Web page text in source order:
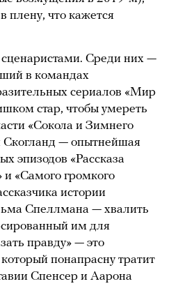
плену, что кажется
сценаристами. Среди них —
в командах
сериалов «Мир
стар, чтобы умереть
«Сокола и Зимнего
Скогланд — опытнейшая
эпизодов «Рассказа
и «Самого громкого
истории
Спеллмана — хвалить
им для
правду» — это
понапрасну тратит
Спенсер и Аарона